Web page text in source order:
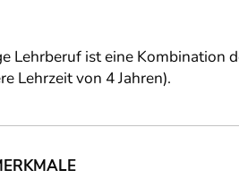
Lehrberuf ist eine Kombination
Lehrzeit von 4 Jahren).